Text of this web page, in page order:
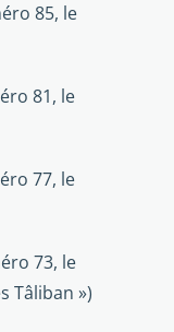
85, le
81, le
77, le
73, le
Tâliban »)